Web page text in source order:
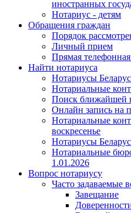
иностранных
Нотариус - детям
Обращения граждан
Порядок
Личный прием
Прямая
Найти нотариуса
Нотариусы
Нотариальные
Поиск ближайшей
Онлайн запись на
Нотариальные
воскресенье
Нотариусы
Нотариальные
1.01.2026
Вопрос нотариусу
Часто задаваемые
Завещание